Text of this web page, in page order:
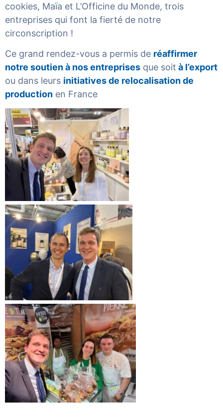
cookies, Maïa et L’Officine du Monde, trois
entreprises qui font la fierté de notre
circonscription !
Ce grand rendez-vous a permis de réaffirmer
notre soutien à nos entreprises que soit à l’export
ou dans leurs initiatives de relocalisation de
production en France